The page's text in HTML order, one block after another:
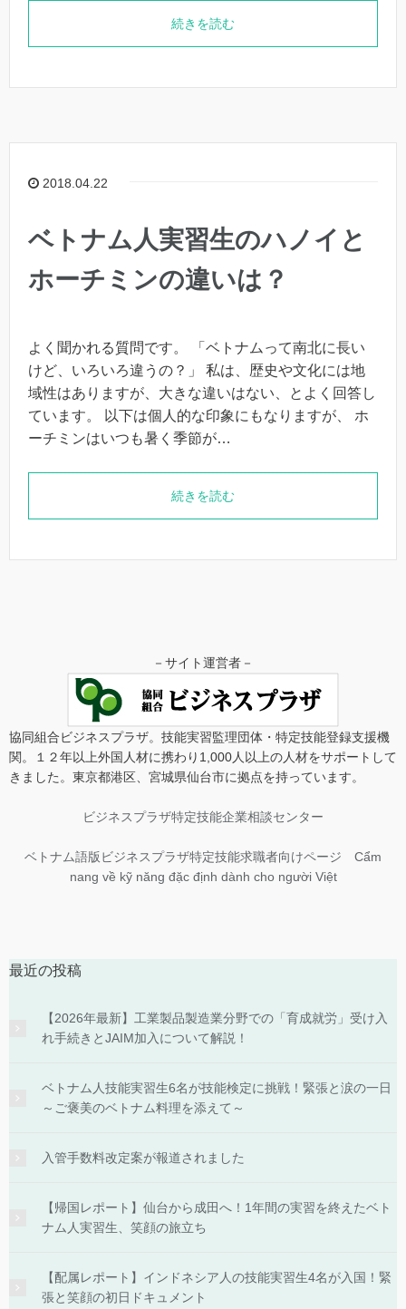
続きを読む
2018.04.22
ベトナム人実習生のハノイと
ホーチミンの違いは？
よく聞かれる質問です。 「ベトナムって南北に長い
けど、いろいろ違うの？」 私は、歴史や文化には地
域性はありますが、大きな違いはない、とよく回答し
ています。 以下は個人的な印象にもなりますが、 ホ
ーチミンはいつも暑く季節が…
続きを読む
－サイト運営者－
協同組合ビジネスプラザ。技能実習監理団体・特定技能登録支援機
関。１２年以上外国人材に携わり1,000人以上の人材をサポートして
きました。東京都港区、宮城県仙台市に拠点を持っています。
ビジネスプラザ特定技能企業相談センター
ベトナム語版ビジネスプラザ特定技能求職者向けページ Cẩm
nang về kỹ năng đặc định dành cho người Việt
最近の投稿
【2026年最新】工業製品製造業分野での「育成就労」受け入
れ手続きとJAIM加入について解説！
ベトナム人技能実習生6名が技能検定に挑戦！緊張と涙の一日
～ご褒美のベトナム料理を添えて～
入管手数料改定案が報道されました
【帰国レポート】仙台から成田へ！1年間の実習を終えたベト
ナム人実習生、笑顔の旅立ち
【配属レポート】インドネシア人の技能実習生4名が入国！緊
張と笑顔の初日ドキュメント